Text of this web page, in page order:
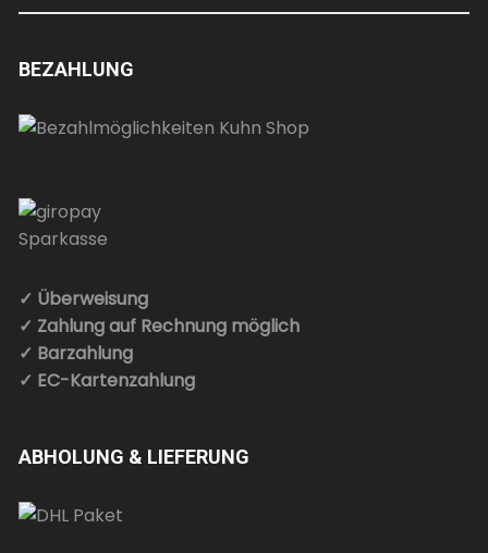
BEZAHLUNG
✓ Überweisung
✓ Zahlung auf Rechnung möglich
✓ Barzahlung
✓ EC-Kartenzahlung
ABHOLUNG & LIEFERUNG